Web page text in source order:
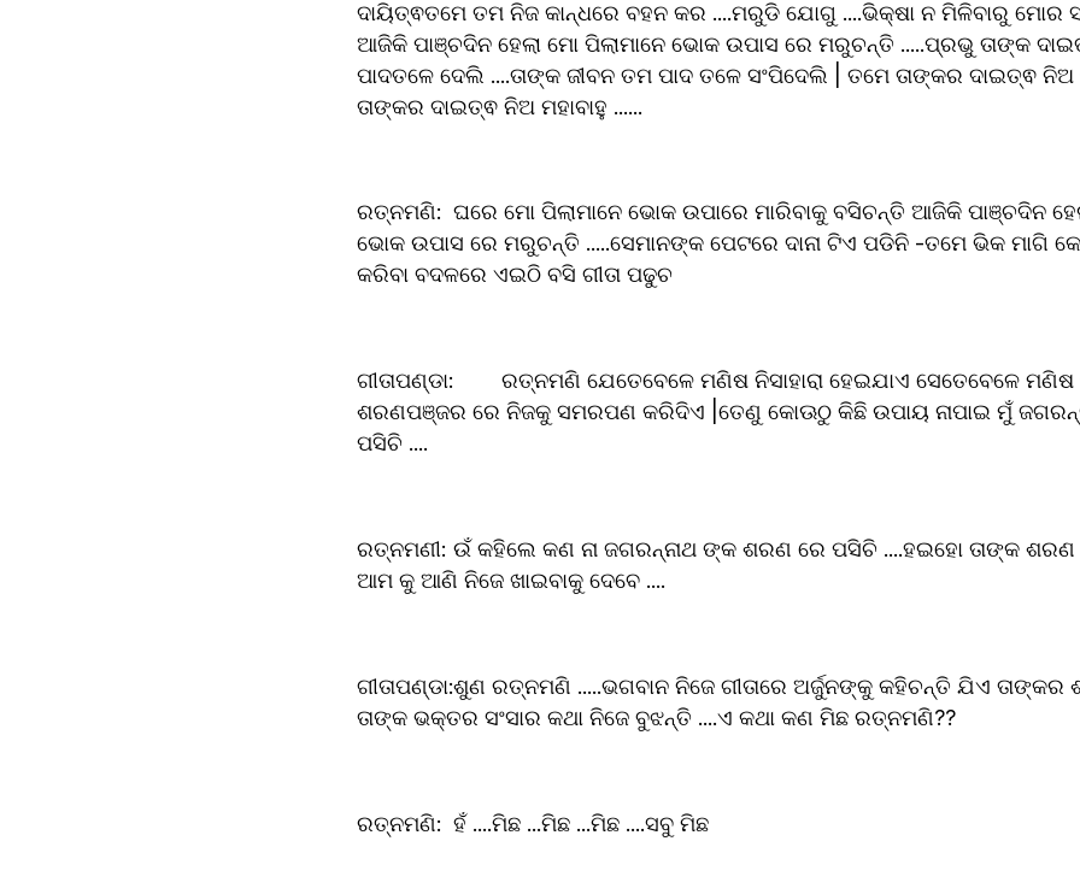
ଦାୟିତ୍ଵତମେ ତମ ନିଜ କାନ୍ଧରେ ବହନ କର ....ମରୁଡି ଯୋଗୁ ....ଭିକ୍ଷା ନ ମିଳିବାରୁ ମୋର
ଆଜିକି ପାଞ୍ଚଦିନ ହେଲା ମୋ ପିଲାମାନେ ଭୋକ ଉପାସ ରେ ମରୁଚନ୍ତି .....ପ୍ରଭୁ ତାଙ୍କ
ପାଦତଳେ ଦେଲି ....ତାଙ୍କ ଜୀବନ ତମ ପାଦ ତଳେ ସଂପିଦେଲି | ତମେ ତାଙ୍କର ଦାଇତ୍ଵ ନିଅ
ତାଙ୍କର ଦାଇତ୍ଵ ନିଅ ମହାବାହୁ ......
ରତ୍ନମଣି:	ଘରେ ମୋ ପିଲାମାନେ ଭୋକ ଉପାରେ ମାରିବାକୁ ବସିଚନ୍ତି ଆଜିକି ପାଞ୍ଚଦିନ ହେଲା ମୋ ପିଲାମାନେ
ଭୋକ ଉପାସ ରେ ମରୁଚନ୍ତି .....ସେମାନଙ୍କ ପେଟରେ ଦାନା ଟିଏ ପଡିନି -ତମେ ଭିକ ମାଗି
କରିବା ବଦଳରେ ଏଇଠି ବସି ଗୀତା ପଢୁଚ
ଗୀତାପଣ୍ଡା:	ରତ୍ନମଣି ଯେତେବେଳେ ମଣିଷ ନିସାହାରା ହେଇଯାଏ ସେତେବେଳେ ମଣିଷ ମହବାହୁଙ୍କ
ଶରଣପଞ୍ଜର ରେ ନିଜକୁ ସମରପଣ କରିଦିଏ |ତେଣୁ କୋଊଠୁ କିଛି ଉପାୟ ନାପାଇ ମୁଁ
ପସିଚି ....
ରତ୍ନମଣୀ:	ଉଁ କହିଲେ କଣ ନା ଜଗରନ୍ନାଥ ଙ୍କ ଶରଣ ରେ ପସିଚି ....ହଇହୋ ତାଙ୍କ ଶରଣ ରେ ପସିଲେ ସିଏ କଣ
ଆମ କୁ ଆଣି ନିଜେ ଖାଇବାକୁ ଦେବେ ....
ଗୀତାପଣ୍ଡା:ଶୁଣ ରତ୍ନମଣି .....ଭଗବାନ ନିଜେ ଗୀତାରେ ଅର୍ଜୁନଙ୍କୁ କହିଚନ୍ତି ଯିଏ
ତାଙ୍କ ଭକ୍ତର ସଂସାର କଥା ନିଜେ ବୁଝନ୍ତି ....ଏ କଥା କଣ ମିଛ ରତ୍ନମଣି??
ରତ୍ନମଣି:	ହଁ ....ମିଛ ...ମିଛ ...ମିଛ ....ସବୁ ମିଛ